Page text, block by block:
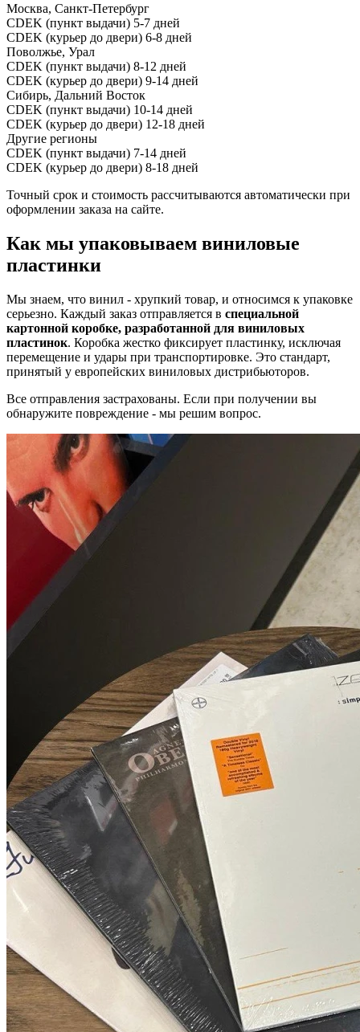
Москва, Санкт-Петербург
CDEK (пункт выдачи) 5-7 дней
CDEK (курьер до двери) 6-8 дней
Поволжье, Урал
CDEK (пункт выдачи) 8-12 дней
CDEK (курьер до двери) 9-14 дней
Сибирь, Дальний Восток
CDEK (пункт выдачи) 10-14 дней
CDEK (курьер до двери) 12-18 дней
Другие регионы
CDEK (пункт выдачи) 7-14 дней
CDEK (курьер до двери) 8-18 дней
Точный срок и стоимость рассчитываются автоматически при
оформлении заказа на сайте.
Как мы упаковываем виниловые
пластинки
Мы знаем, что винил - хрупкий товар, и относимся к упаковке
серьезно. Каждый заказ отправляется в специальной
картонной коробке, разработанной для виниловых
пластинок. Коробка жестко фиксирует пластинку, исключая
перемещение и удары при транспортировке. Это стандарт,
принятый у европейских виниловых дистрибьюторов.
Все отправления застрахованы. Если при получении вы
обнаружите повреждение - мы решим вопрос.